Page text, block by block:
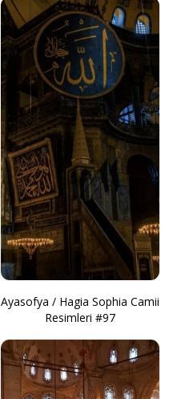
Ayasofya / Hagia Sophia Camii
Resimleri #97